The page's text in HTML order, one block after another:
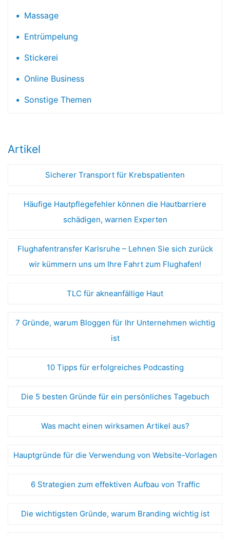
Massage
Entrümpelung
Stickerei
Online Business
Sonstige Themen
Artikel
Sicherer Transport für Krebspatienten
Häufige Hautpflegefehler können die Hautbarriere
schädigen, warnen Experten
Flughafentransfer Karlsruhe – Lehnen Sie sich zurück
wir kümmern uns um Ihre Fahrt zum Flughafen!
TLC für akneanfällige Haut
7 Gründe, warum Bloggen für Ihr Unternehmen wichtig
ist
10 Tipps für erfolgreiches Podcasting
Die 5 besten Gründe für ein persönliches Tagebuch
Was macht einen wirksamen Artikel aus?
Hauptgründe für die Verwendung von Website-Vorlagen
6 Strategien zum effektiven Aufbau von Traffic
Die wichtigsten Gründe, warum Branding wichtig ist